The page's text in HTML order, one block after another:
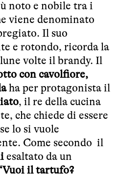
noto e nobile tra i
viene denominato
Il suo
e rotondo, ricorda la
volte il brandy. Il
con cavolfiore,
ha per protagonista il
, il re della cucina
che chiede di essere
lo si vuole
Come secondo il
esaltato da un
il tartufo?